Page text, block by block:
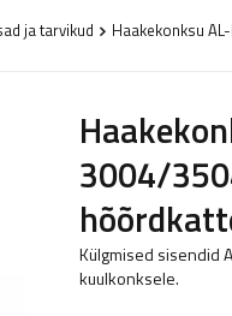
ja tarvikud Haakekonksu
3004/
Külgmised sisendid
kuulkonksele.